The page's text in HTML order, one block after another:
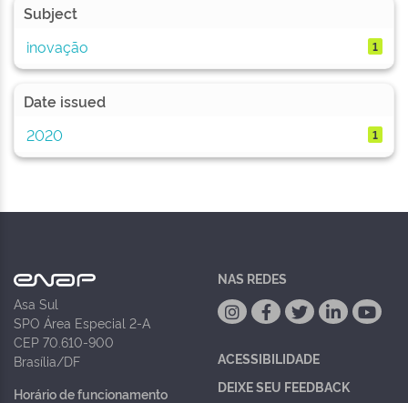
Subject
inovação
1
Date issued
2020
1
Asa Sul
SPO Área Especial 2-A
CEP 70.610-900
Brasília/DF
Horário de funcionamento
NAS REDES
ACESSIBILIDADE
DEIXE SEU FEEDBACK